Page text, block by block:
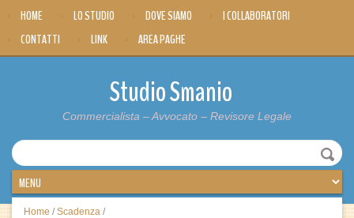
HOME LO STUDIO DOVE SIAMO
I COLLABORATORI
CONTATTI
LINK AREA PAGHE
Studio Smanio
Commercialista – Avvocato – Revisore Legale
Home / Scadenza /